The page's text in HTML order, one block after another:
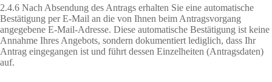
2.4.6 Nach Absendung des Antrags erhalten Sie eine automatische
Bestätigung per E-Mail an die von Ihnen beim Antragsvorgang
angegebene E-Mail-Adresse. Diese automatische Bestätigung ist keine
Annahme Ihres Angebots, sondern dokumentiert lediglich, dass Ihr
Antrag eingegangen ist und führt dessen Einzelheiten (Antragsdaten)
auf.